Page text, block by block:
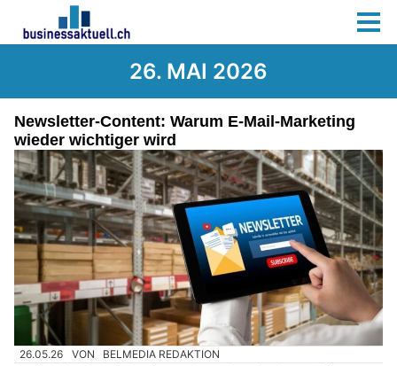
26. MAI 2026
Newsletter-Content: Warum E-Mail-Marketing
wieder wichtiger wird
26.05.26 VON BELMEDIA REDAKTION